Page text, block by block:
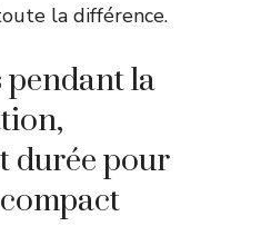
la différence.
pendant la
durée pour